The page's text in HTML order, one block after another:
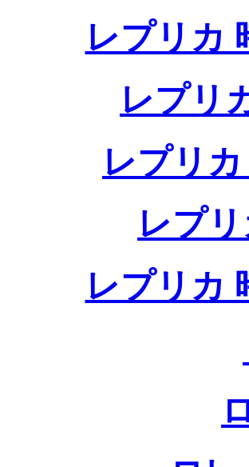
レプリカ
レプリ
レプリ
レプ
レプリカ